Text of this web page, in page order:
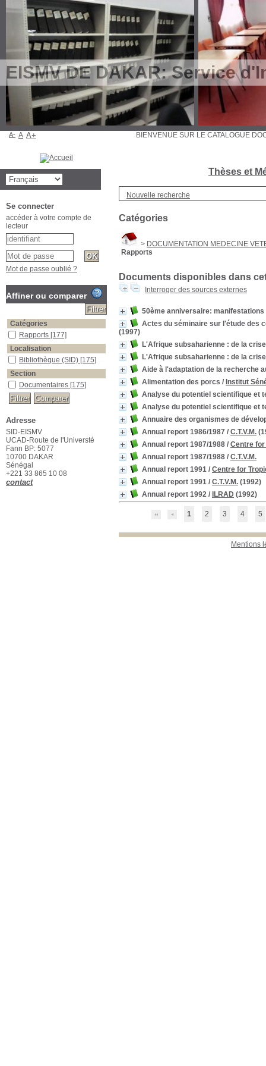
EISMV DE DAKAR: Service
Thèses et
Nouvelle recherche
Catégories
> DOCUMENTATION MEDECINE
Rapports
Documents disponibles dans
Interroger des sources externes
50ème anniversaire:
Actes du séminaire sur l'étude des
(1997)
L'Afrique subsaharienne : de la
L'Afrique subsaharienne : de la
Aide à l'adaptation de la recherche
Alimentation des porcs / Institut
Analyse du potentiel scientifique et
Analyse du potentiel scientifique et
Annuaire des organismes de
Annual report 1986/1987 / C.T.V.M.
Annual report 1987/1988 / Centre for
Annual report 1987/1988 / C.T.V.M.
Annual report 1991 / Centre for
Annual report 1991 / C.T.V.M. (1992)
Annual report 1992 / ILRAD (1992)
1 2 3 4 5
Mentions
BIENVENUE SUR LE
A- A A+
Se connecter
accéder à votre compte de
lecteur
Mot de passe oublié ?
Affiner ou comparer
Catégories
Rapports [177]
Localisation
Bibliothèque (SID) [175]
Section
Documentaires [175]
Adresse
SID-EISMV
UCAD-Route de l'Universté
Fann BP: 5077
10700 DAKAR
Sénégal
+221 33 865 10 08
contact